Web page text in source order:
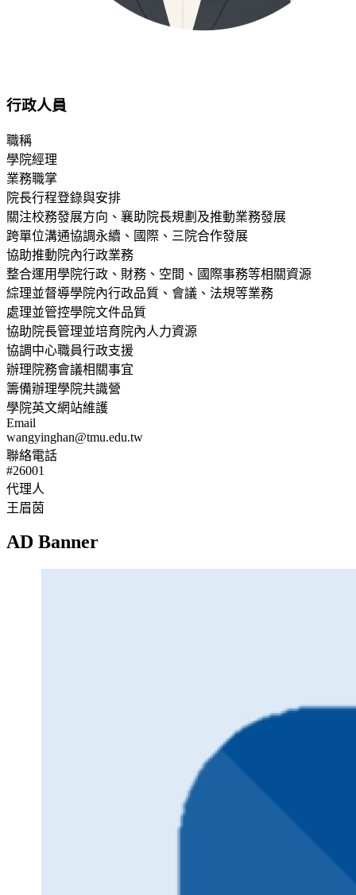
行政人員
職稱
學院經理
業務職掌
院長行程登錄與安排
關注校務發展方向、襄助院長規劃及推動業務發展
跨單位溝通協調永續、國際、三院合作發展
協助推動院內行政業務
整合運用學院行政、財務、空間、國際事務等相關資源
綜理並督導學院內行政品質、會議、法規等業務
處理並管控學院文件品質
協助院長管理並培育院內人力資源
協調中心職員行政支援
辦理院務會議相關事宜
籌備辦理學院共識營
學院英文網站維護
Email
wangyinghan@tmu.edu.tw
聯絡電話
#26001
代理人
王眉茵
AD Banner